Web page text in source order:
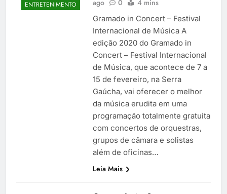
ENTRETENIMENTO
ago
0 4 mins
Gramado in Concert – Festival
Internacional de Música A
edição 2020 do Gramado in
Concert – Festival Internacional
de Música, que acontece de 7 a
15 de fevereiro, na Serra
Gaúcha, vai oferecer o melhor
da música erudita em uma
programação totalmente gratuita
com concertos de orquestras,
grupos de câmara e solistas
além de oficinas…
Leia Mais